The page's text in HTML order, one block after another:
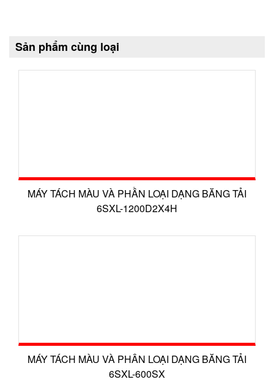
Sản phẩm cùng loại
MÁY TÁCH MÀU VÀ PHẦN LOẠI DẠNG BĂNG TẢI
6SXL-1200D2X4H
MÁY TÁCH MÀU VÀ PHÂN LOẠI DẠNG BĂNG TẢI
6SXL-600SX